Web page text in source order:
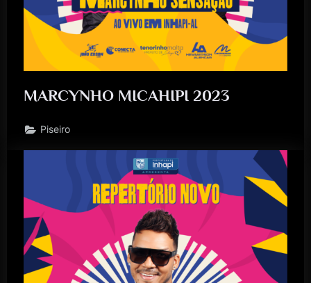
MARCYNHO MICAHIPI 2023
Piseiro